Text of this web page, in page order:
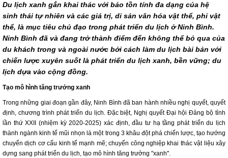
Du lịch xanh gắn khai thác với bảo tồn tính đa dạng của hệ
sinh thái tự nhiên và các giá trị, di sản văn hóa vật thể, phi vật
thể, là mục tiêu chủ đạo trong phát triển du lịch ở Ninh Bình.
Ninh Bình đã và đang trở thành điểm đến không thể bỏ qua của
du khách trong và ngoài nước bởi cách làm du lịch bài bản với
chiến lược xuyên suốt là phát triển du lịch xanh, bền vững; du
lịch dựa vào cộng đồng.
Tạo mô hình tăng trưởng xanh
Trong những giai đoạn gần đây, Ninh Bình đã ban hành nhiều nghị quyết, quyết
định, chương trình phát triển du lịch. Đặc biệt, Nghị quyết Đại hội Đảng bộ tỉnh
lần thứ XXII (nhiệm kỳ 2020-2025) xác định, đầu tư hạ tầng phát triển du lịch
thành ngành kinh tế mũi nhọn là một trong 3 khâu đột phá chiến lược, tạo hướng
chuyển dịch cơ cấu kinh tế mạnh mẽ; chuyển công nghiệp khai thác vật liệu xây
dựng sang phát triển du lịch, tạo mô hình tăng trưởng "xanh".